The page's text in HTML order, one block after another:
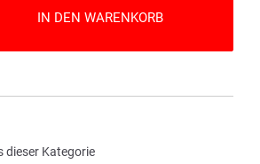
IN DEN WARENKORB
dieser Kategorie